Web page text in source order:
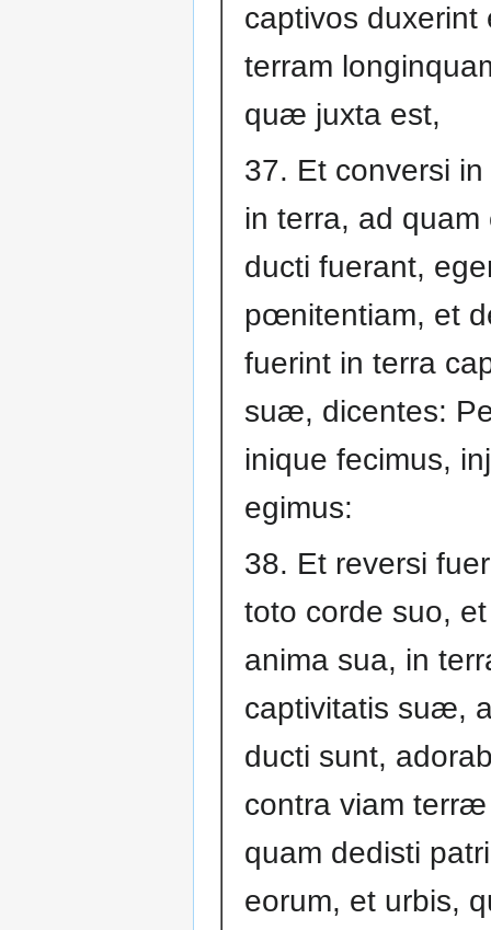
captivos duxerint
terram
quæ juxta est,
37. Et conversi
in terra, ad quam
ducti fuerant,
pœnitentiam, et
fuerint in terra
suæ, dicentes:
inique fecimus,
egimus:
38. Et reversi
toto corde suo,
anima sua, in
captivitatis suæ,
ducti sunt,
contra viam
quam dedisti
eorum, et urbis,